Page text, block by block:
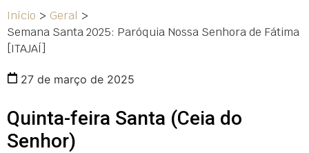
Início > Geral >
Semana Santa 2025: Paróquia Nossa Senhora de Fátima
[ITAJAÍ]
27 de março de 2025
Quinta-feira Santa (Ceia do
Senhor)